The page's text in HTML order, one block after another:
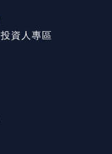
投資人專區